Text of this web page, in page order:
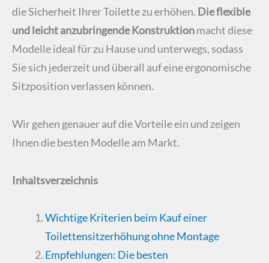
die Sicherheit Ihrer Toilette zu erhöhen. Die flexible
und leicht anzubringende Konstruktionmacht diese
Modelle ideal für zu Hause und unterwegs, sodass
Sie sich jederzeit und überall auf eine ergonomische
Sitzposition verlassen können.
Wir gehen genauer auf die Vorteile ein und zeigen
Ihnen die besten Modelle am Markt.
Inhaltsverzeichnis
Wichtige Kriterien beim Kauf einer
Toilettensitzerhöhung ohne Montage
Empfehlungen: Die besten